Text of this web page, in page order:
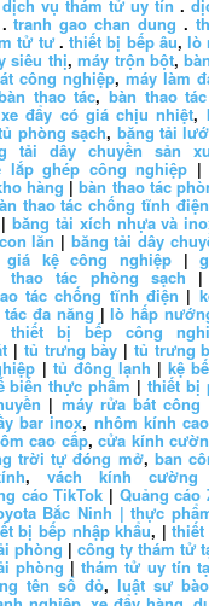
dịch vụ thám tử uy tín .
tranh gao chan dung .
tử tư.thiết bị bếp âu,lò
siêu thị,máy trộn bột,
công nghiệp, máy làm
thao tác,bàn thao
xe đẩy có giá chịu nhiệt,
phòng sạch, băng tải
tải dây chuyền sản
lắp ghép công nghiệp
hàng |bàn thao tác
thao tác chống tĩnh điện
| băng tải xích nhựa và
lăn | băng tải dây
giá kệ công nghiệp |
thao tác phòng sạch|
tác chống tĩnh điện |
đa năng|lò hấp
thiết bị bếp công
| tủ trưng bày | tủ trưng
| tủ đông lạnh |kệ
biến thực phẩm | thiết bị
| máy rửa bát công
bar inox, nhôm kính
cao cấp, cửa kính
trời tự đóng mở, ban
, vách kính
cáo TikTok | Quảng cáo
Bắc Ninh | thực
bị bếp nhập khẩu, |
phòng | công ty thám tử
phòng |thám tử uy tín
tên sổ đỏ, luật sư